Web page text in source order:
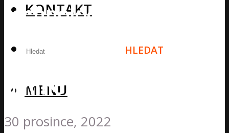
KONTAKT
HLEDAT
MENU
technologie při
a mnohem více!
30 prosince, 2022